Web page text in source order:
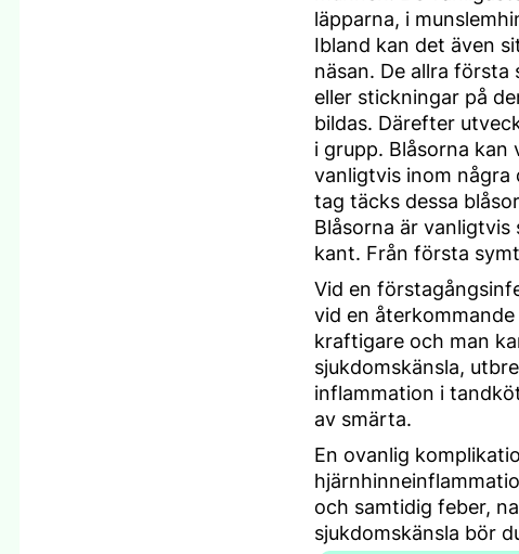
läpparna, i
Ibland kan det även
näsan. De allra första
eller stickningar på
bildas. Därefter
i grupp. Blåsorna kan
vanligtvis inom några
tag täcks dessa
Blåsorna är vanligtvis
kant. Från första
Vid en
vid en
kraftigare och man
sjukdomskänsla,
inflammation i
av smärta.
En ovanlig
och samtidig feber,
sjukdomskänsla bör